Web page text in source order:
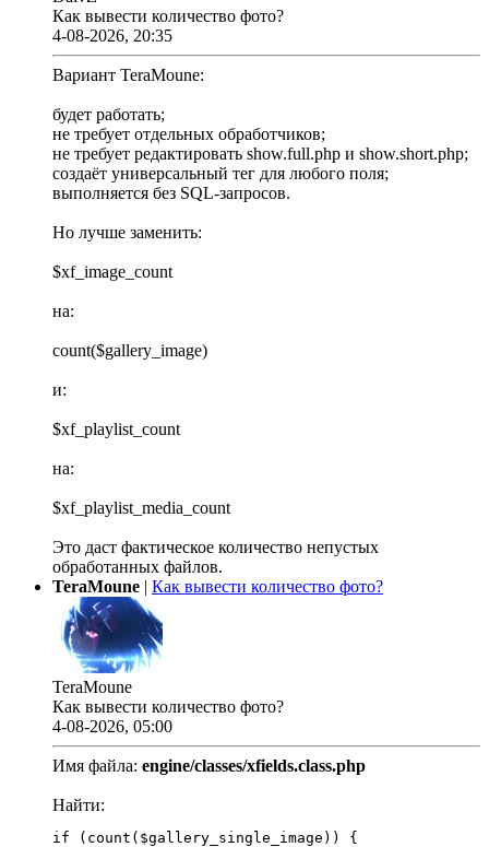
Как вывести количество фото?
4-08-2026, 20:35
Вариант TeraMoune:
будет работать;
не требует отдельных обработчиков;
не требует редактировать show.full.php и show.short.php;
создаёт универсальный тег для любого поля;
выполняется без SQL-запросов.
Но лучше заменить:
$xf_image_count
на:
count($gallery_image)
и:
$xf_playlist_count
на:
$xf_playlist_media_count
Это даст фактическое количество непустых
обработанных файлов.
TeraMoune | Как вывести количество фото?
TeraMoune
Как вывести количество фото?
4-08-2026, 05:00
Имя файла: engine/classes/xfields.class.php
Найти:
if (count($gallery_single_image)) {